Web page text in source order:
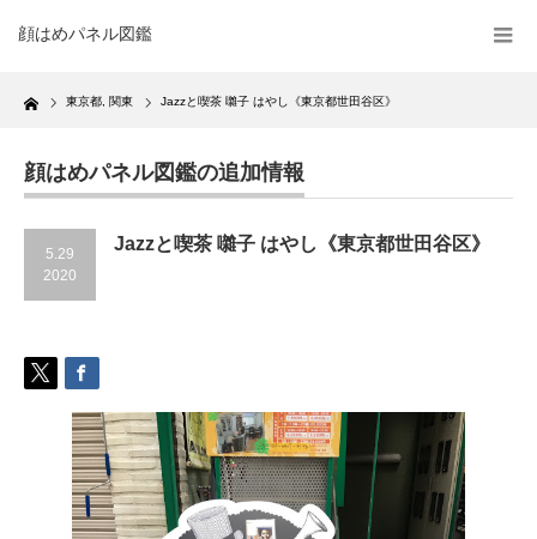
顔はめパネル図鑑
Home 東京都 関東 Jazzと喫茶 囃子 はやし《東京都世田谷区》
顔はめパネル図鑑の追加情報
5.29
2020
Jazzと喫茶 囃子 はやし《東京都世田谷区》